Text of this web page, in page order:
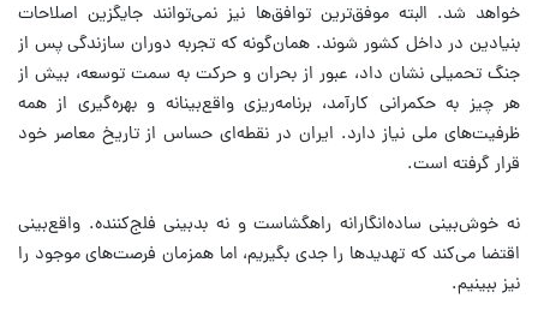
خواهد شد. البته موفق‌ترین توافق‌ها نیز نمی‌توانند جایگزین اصلاحات
بنیادین در داخل کشور شوند. همان‌گونه که تجربه دوران سازندگی پس از
جنگ تحمیلی نشان داد، عبور از بحران و حرکت به سمت توسعه، بیش از
هر چیز به حکمرانی کارآمد، برنامه‌ریزی واقع‌بینانه و بهره‌گیری از همه
ظرفیت‌های ملی نیاز دارد. ایران در نقطه‌ای حساس از تاریخ معاصر خود
قرار گرفته است.
نه خوش‌بینی ساده‌انگارانه راهگشاست و نه بدبینی فلج‌کننده. واقع‌بینی
اقتضا می‌کند که تهدیدها را جدی بگیریم، اما همزمان فرصت‌های موجود را
نیز ببینیم.